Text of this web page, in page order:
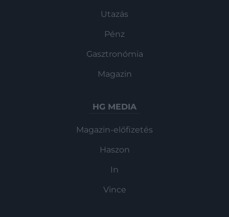
Utazás
Pénz
Gasztronómia
Magazin
HG MEDIA
Magazin-előfizetés
Haszon
In
Vince